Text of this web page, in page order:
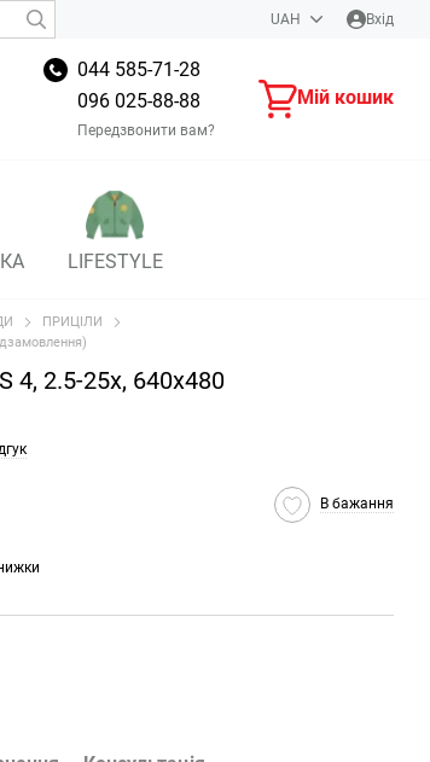
UAH Вхід
044 585-71-28
096 025-88-88
Передзвонити вам?
Мій кошик
LIFESTYLE
ПРИЦІЛИ
4, 2.5-25x, 640x480
В бажання